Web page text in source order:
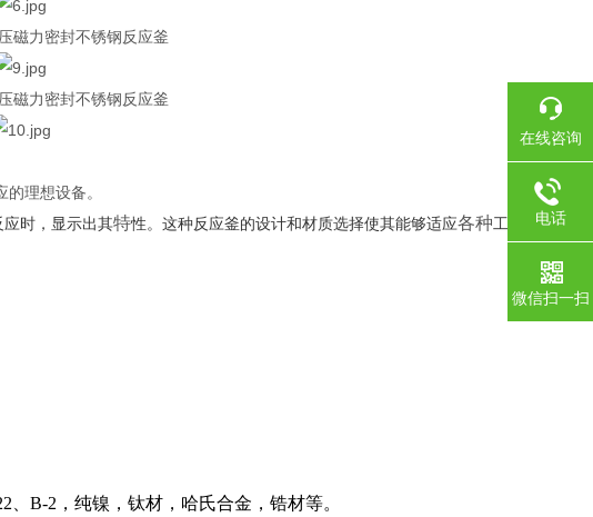
理想设备。
时，显示出其特性。这种反应釜的设计和材质选择使其能够适应各种工作条
、B-2，纯镍，钛材，哈氏合金，锆材等。
在线咨询
电话
微信扫一扫